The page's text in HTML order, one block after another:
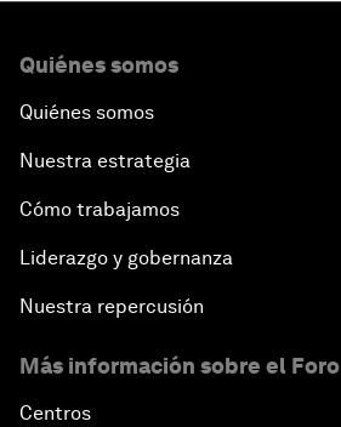
Quiénes somos
Quiénes somos
Nuestra estrategia
Cómo trabajamos
Liderazgo y gobernanza
Nuestra repercusión
Más información sobre el Foro
Centros